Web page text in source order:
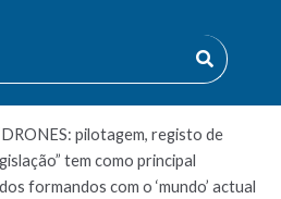
PILOTAGEM,
CREDENCIAÇÃO
pilotagem, registo de
tem como principal
formandos com o ‘mundo’ actual